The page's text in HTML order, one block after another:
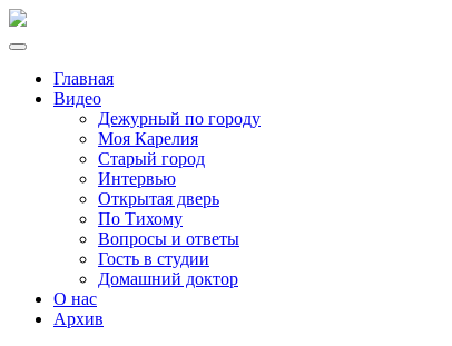
Главная
Видео
Дежурный по городу
Моя Карелия
Старый город
Интервью
Открытая дверь
По Тихому
Вопросы и ответы
Гость в студии
Домашний доктор
О нас
Архив